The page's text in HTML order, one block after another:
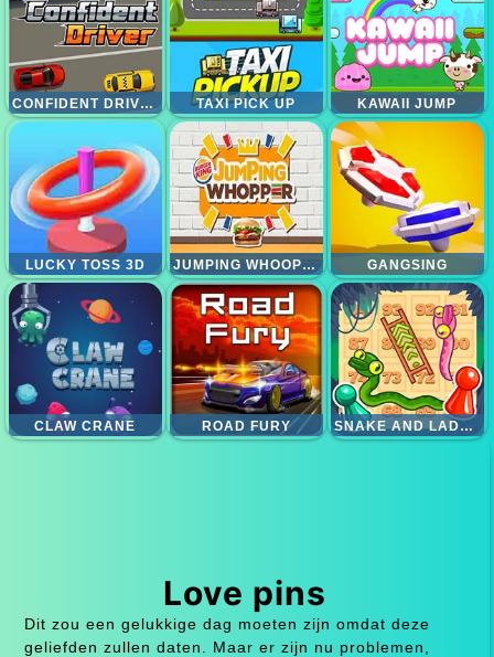
CONFIDENT DRIVER TAXI PICK UP KAWAII JUMP
LUCKY TOSS 3D JUMPING WHOOPERS GANGSING
CLAW CRANE ROAD FURY SNAKE AND LADDER 2
Love pins
Dit zou een gelukkige dag moeten zijn omdat deze
geliefden zullen daten. Maar er zijn nu problemen,